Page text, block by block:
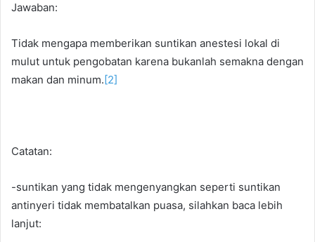
Jawaban:
Tidak mengapa memberikan suntikan anestesi lokal di
mulut untuk pengobatan karena bukanlah semakna dengan
makan dan minum. [2]
Catatan:
-suntikan yang tidak mengenyangkan seperti suntikan
antinyeri tidak membatalkan puasa, silahkan baca lebih
lanjut: